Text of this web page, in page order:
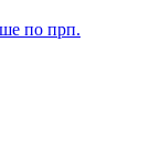
по прп.